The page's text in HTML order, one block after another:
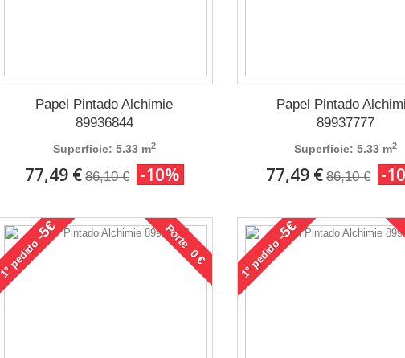
Papel Pintado Alchimie
89936844
Superficie: 5.33 m2
77,49 € 86,10 € -10%
Papel Pintado
89937777
Superficie: 5.33 m2
77,49 € 86,10 € -
1°
pedido
-5€ Porte 0 €
1°
pedido
-5€